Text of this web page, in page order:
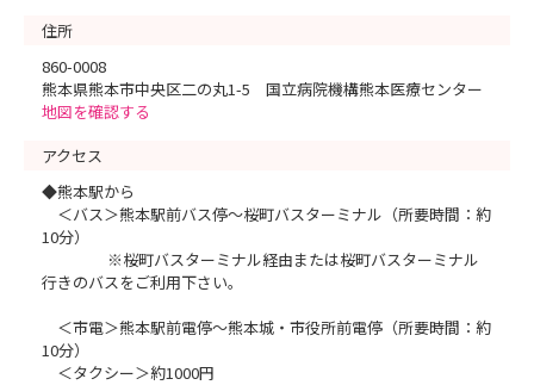
住所
860-0008
熊本県熊本市中央区二の丸1-5 国立病院機構熊本医療センター
地図を確認する
アクセス
◆熊本駅から
＜バス＞熊本駅前バス停～桜町バスターミナル（所要時間：約
10分）
※桜町バスターミナル経由または桜町バスターミナル
行きのバスをご利用下さい。
＜市電＞熊本駅前電停～熊本城・市役所前電停（所要時間：約
10分）
＜タクシー＞約1000円